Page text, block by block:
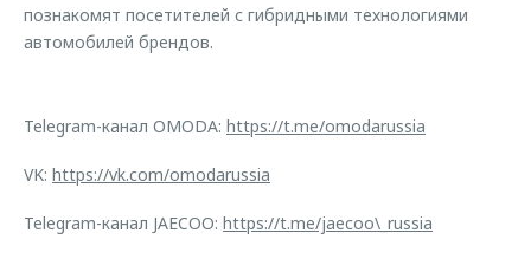
познакомят посетителей с гибридными технологиями
автомобилей брендов.
Telegram-канал OMODA: https://t.me/omodarussia
VK: https://vk.com/omodarussia
Telegram-канал JAECOO: https://t.me/jaecoo\_russia